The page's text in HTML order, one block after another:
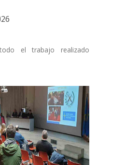
el trabajo realizado